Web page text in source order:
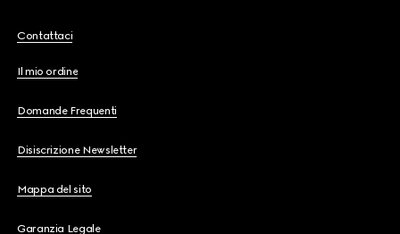
Contattaci
Il mio ordine
Domande Frequenti
Disiscrizione Newsletter
Mappa del sito
Garanzia Legale